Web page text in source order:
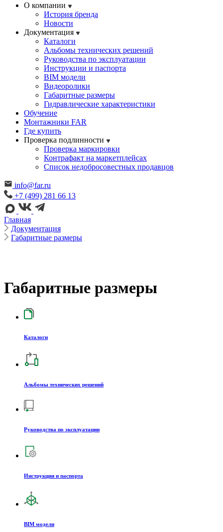
О компании
История бренда
Новости
Документация
Каталоги
Альбомы технических решений
Руководства по эксплуатации
Инструкции и паспорта
BIM модели
Видеоролики
Габаритные размеры
Гидравлические характеристики
Обучение
Монтажники FAR
Где купить
Проверка подлинности
Проверка маркировки
Контрафакт на маркетплейсах
Cписок недобросовестных продавцов
info@far.ru
+7 (499) 281 66 13
Главная
Документация
Габаритные размеры
Габаритные размеры
Каталоги
Альбомы технических решений
Руководства по эксплуатации
Инструкции и паспорта
BIM модели